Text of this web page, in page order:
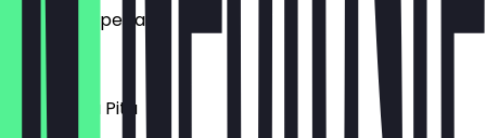
Yalla Pita Spezial
9,90 €
Shawarma Pita